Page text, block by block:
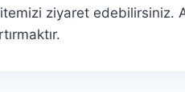
ziyaret edebilirsiniz.